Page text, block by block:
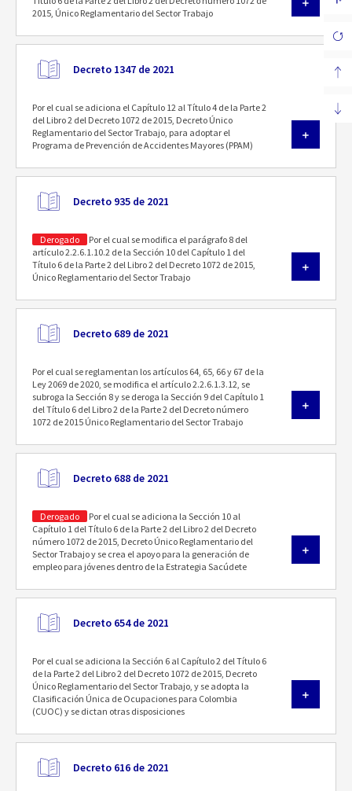
2015, Único Reglamentario del Sector Trabajo
Decreto 1347 de 2021
Por el cual se adiciona el Capítulo 12 al Título 4 de la Parte 2
del Libro 2 del Decreto 1072 de 2015, Decreto Único
Reglamentario del Sector Trabajo, para adoptar el
Programa de Prevención de Accidentes Mayores (PPAM)
Decreto 935 de 2021
Derogado
Por el cual se modifica el parágrafo 8 del
artículo 2.2.6.1.10.2 de la Sección 10 del Capítulo 1 del
Título 6 de la Parte 2 del Libro 2 del Decreto 1072 de 2015,
Único Reglamentario del Sector Trabajo
Decreto 689 de 2021
Por el cual se reglamentan los artículos 64, 65, 66 y 67 de la
Ley 2069 de 2020, se modifica el artículo 2.2.6.1.3.12, se
subroga la Sección 8 y se deroga la Sección 9 del Capítulo 1
del Título 6 del Libro 2 de la Parte 2 del Decreto número
1072 de 2015 Único Reglamentario del Sector Trabajo
Decreto 688 de 2021
Derogado
Por el cual se adiciona la Sección 10 al
Capítulo 1 del Título 6 de la Parte 2 del Libro 2 del Decreto
número 1072 de 2015, Decreto Único Reglamentario del
Sector Trabajo y se crea el apoyo para la generación de
empleo para jóvenes dentro de la Estrategia Sacúdete
Decreto 654 de 2021
Por el cual se adiciona la Sección 6 al Capítulo 2 del Título 6
de la Parte 2 del Libro 2 del Decreto 1072 de 2015, Decreto
Único Reglamentario del Sector Trabajo, y se adopta la
Clasificación Única de Ocupaciones para Colombia
(CUOC) y se dictan otras disposiciones
Decreto 616 de 2021